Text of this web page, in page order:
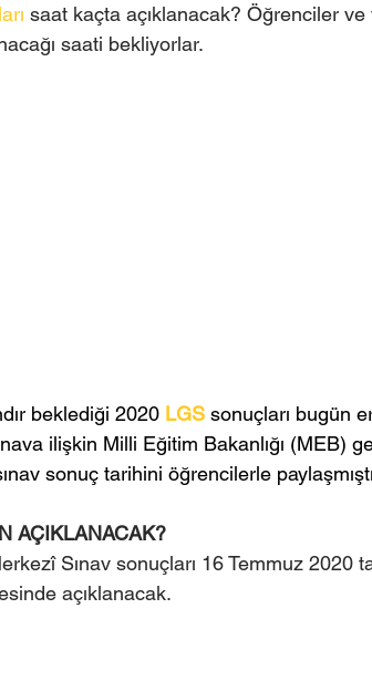
saat kaçta açıklanacak? Öğrenciler
saati bekliyorlar.
beklediği 2020 LGS sonuçları bugün
ilişkin Milli Eğitim Bakanlığı (MEB)
sonuç tarihini öğrencilerle
AÇIKLANACAK?
Sınav sonuçları 16 Temmuz 2020
açıklanacak.